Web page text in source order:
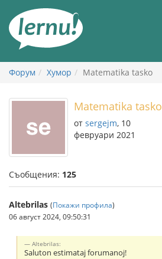
съдържанието
Форум Хумор Matematika tasko
Matematika tasko
от sergejm, 10
февруари 2021
Съобщения: 125
Altebrilas (Покажи профила)
06 август 2024, 09:50:31
Altebrilas:
Saluton estimataj forumanoj!